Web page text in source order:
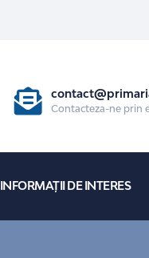
Contacteza-ne prin
INFORMAȚII DE INTERES